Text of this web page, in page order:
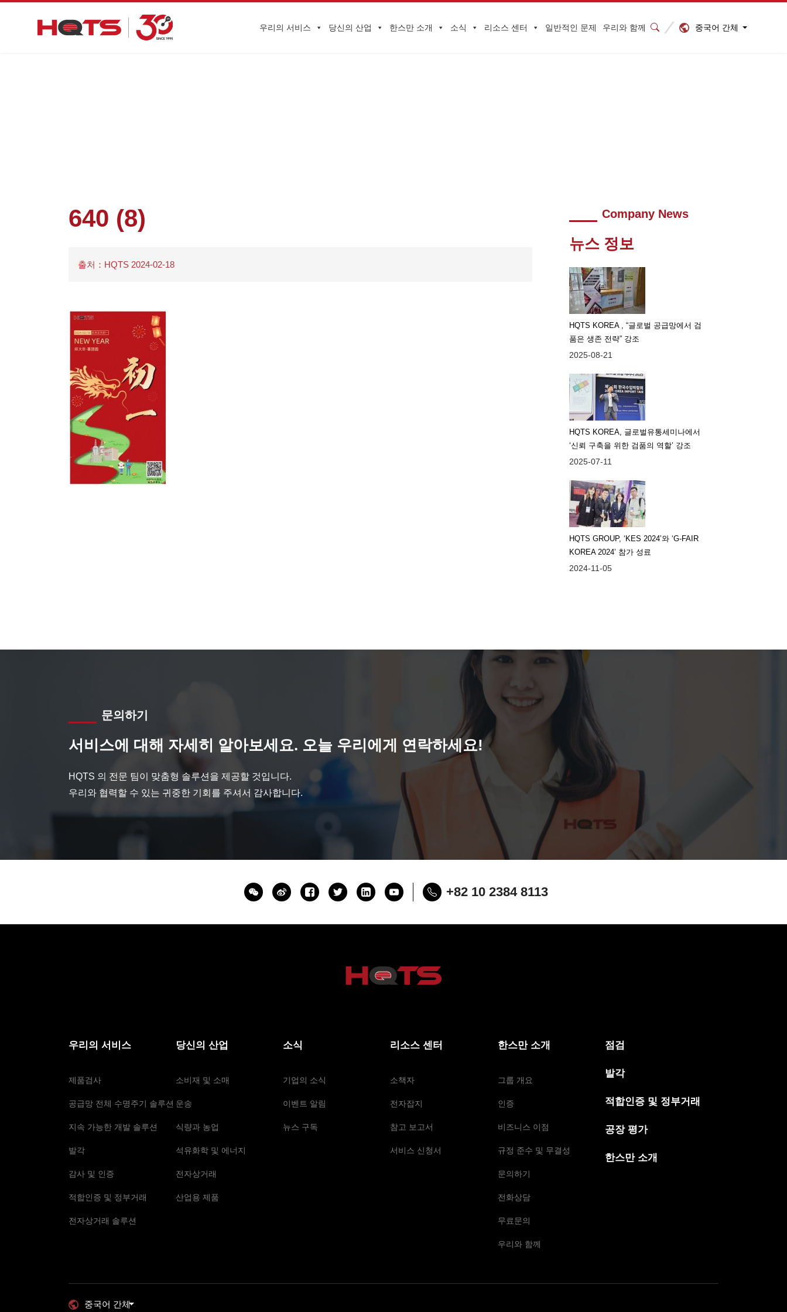
우리의 서비스 당신의 산업 한스만 소개 소식 리소스 센터 일반적인 문제 우리와 함께 중국어 간체
640 (8)
출처：HQTS 2024-02-18
Company News
뉴스 정보
HQTS KOREA , “글로벌 공급망에서 검
품은 생존 전략” 강조
2025-08-21
HQTS KOREA, 글로벌유통세미나에서
‘신뢰 구축을 위한 검품의 역할’ 강조
2025-07-11
HQTS GROUP, ‘KES 2024’와 ‘G-FAIR
KOREA 2024’ 참가 성료
2024-11-05
문의하기
서비스에 대해 자세히 알아보세요. 오늘 우리에게 연락하세요!
HQTS 의 전문 팀이 맞춤형 솔루션을 제공할 것입니다.
우리와 협력할 수 있는 귀중한 기회를 주셔서 감사합니다.
+82 10 2384 8113
우리의 서비스
제품검사
공급망 전체 수명주기 솔루션
지속 가능한 개발 솔루션
발각
감사 및 인증
적합인증 및 정부거래
전자상거래 솔루션
당신의 산업
소비재 및 소매
운송
식량과 농업
석유화학 및 에너지
전자상거래
산업용 제품
소식
기업의 소식
이벤트 알림
뉴스 구독
리소스 센터
소책자
전자잡지
참고 보고서
서비스 신청서
한스만 소개
그룹 개요
인증
비즈니스 이점
규정 준수 및 무결성
문의하기
전화상담
무료문의
우리와 함께
점검
발각
적합인증 및 정부거래
공장 평가
한스만 소개
중국어 간체